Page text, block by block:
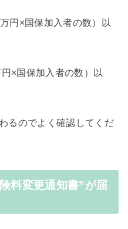
円×国保加入者の数）以
×国保加入者の数）以
るのでよく確認してくだ
料変更通知書”が届